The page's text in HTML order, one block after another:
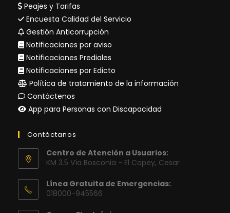
Peajes y Tarifas
Encuesta Calidad del Servicio
Gestión Anticorrupción
Notificaciones por aviso
Notificaciones Prediales
Notificaciones por Edicto
Política de tratamiento de la información
Contáctenos
App para Personas con Discapacidad
Contáctanos
Centro de Atención a Usuarios:
KM 3.5 Vía Bosconia - El Copey, Cesar
Línea Gratuita de Emergencias:
018000-945566